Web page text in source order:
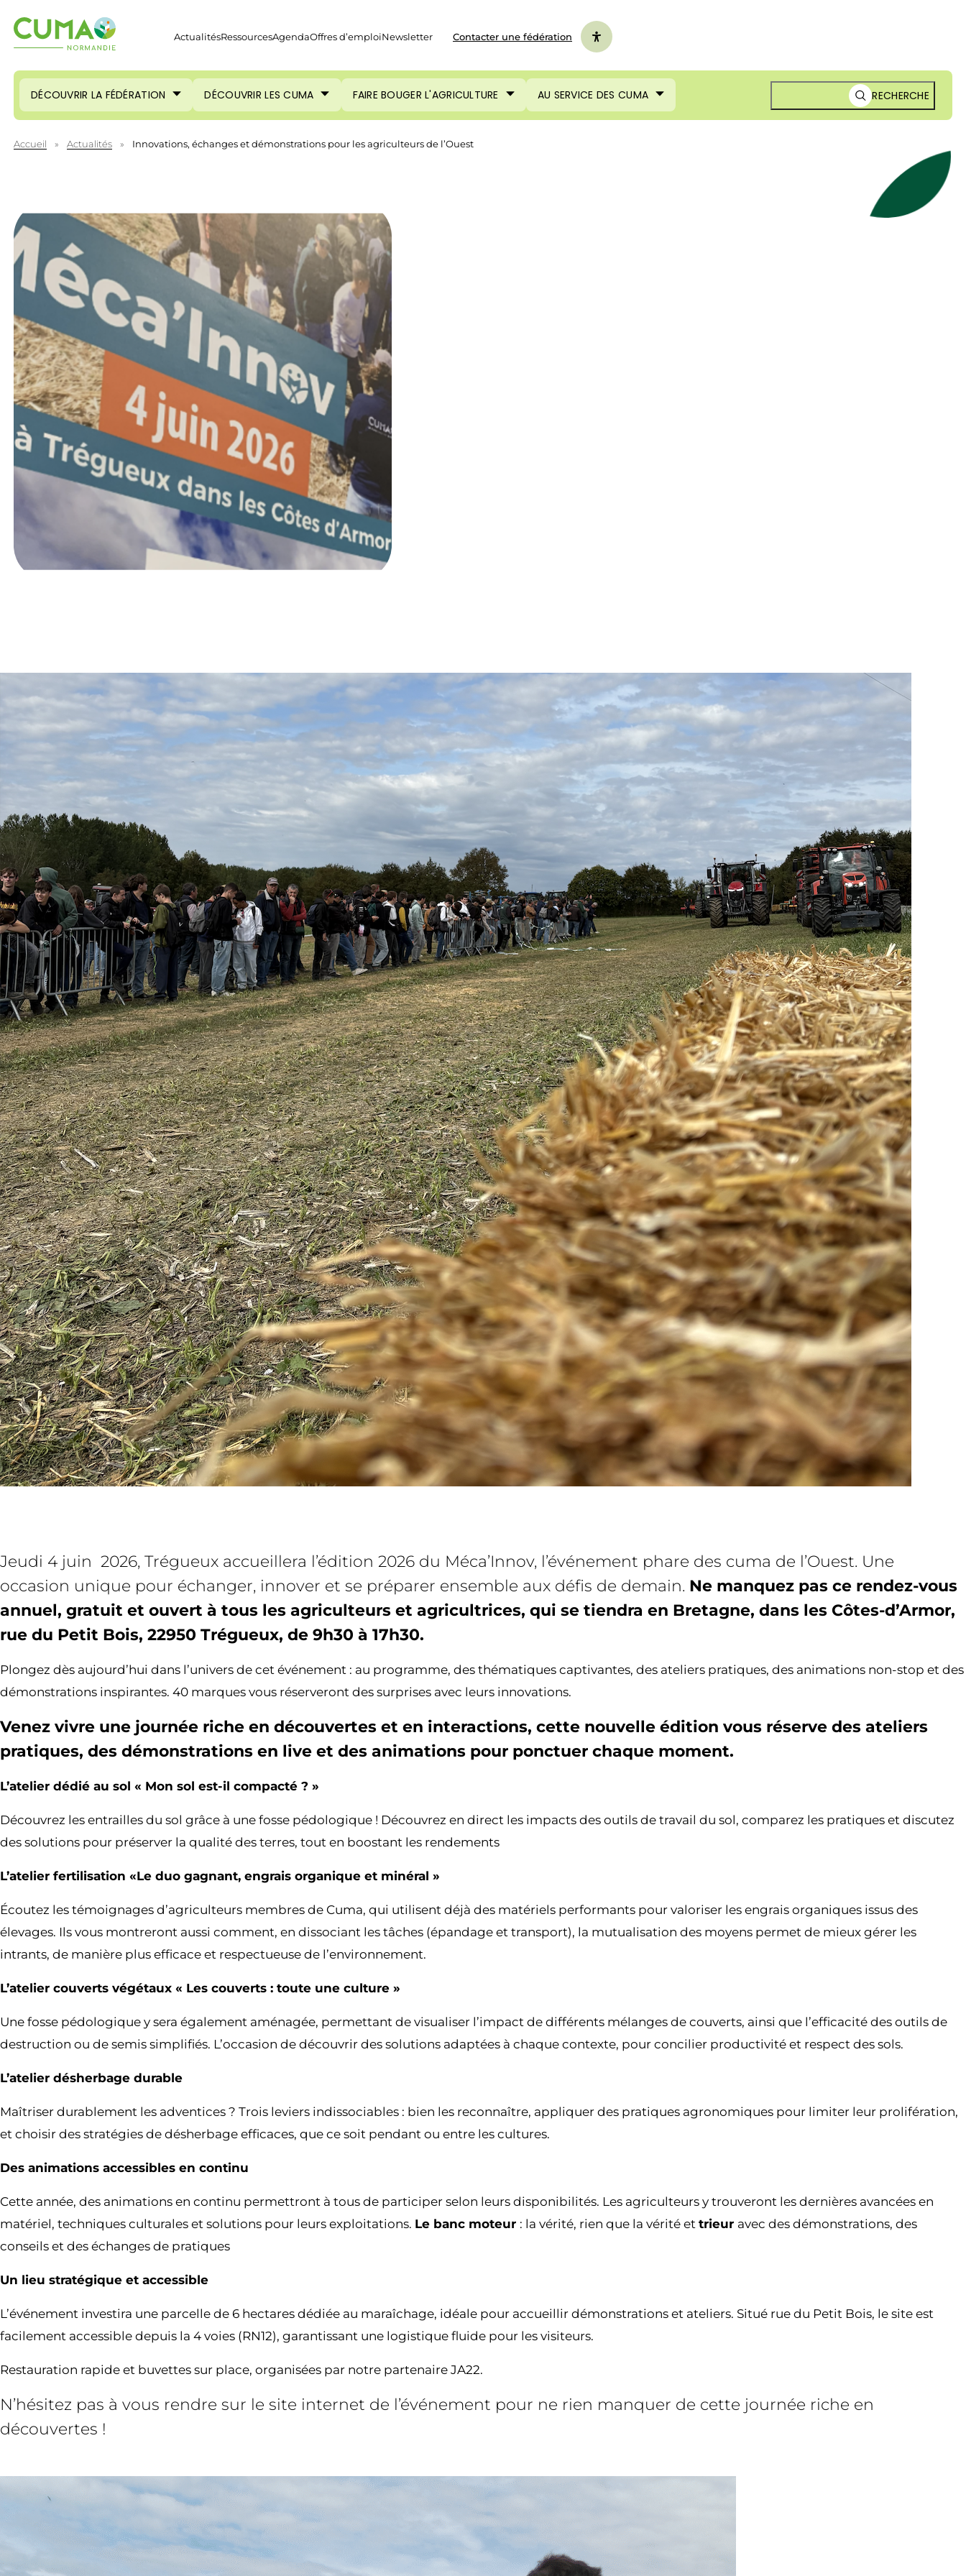
ActualitésRessourcesAgendaOffres d’emploiNewsletter Contacter une fédération
DÉCOUVRIR LA FÉDÉRATION DÉCOUVRIR LES CUMA FAIRE BOUGER L'AGRICULTURE AU SERVICE DES CUMA RECHERCHE
Accueil » Actualités » Innovations, échanges et démonstrations pour les agriculteurs de l’Ouest
Jeudi 4 juin 2026, Trégueux accueillera l’édition 2026 du Méca’Innov, l’événement phare des cuma de l’Ouest. Une
occasion unique pour échanger, innover et se préparer ensemble aux défis de demain. Ne manquez pas ce rendez-vous
annuel, gratuit et ouvert à tous les agriculteurs et agricultrices, qui se tiendra en Bretagne, dans les Côtes-d’Armor,
rue du Petit Bois, 22950 Trégueux, de 9h30 à 17h30.
Plongez dès aujourd’hui dans l’univers de cet événement : au programme, des thématiques captivantes, des ateliers pratiques, des animations non-stop et des
démonstrations inspirantes. 40 marques vous réserveront des surprises avec leurs innovations.
Venez vivre une journée riche en découvertes et en interactions, cette nouvelle édition vous réserve des ateliers
pratiques, des démonstrations en live et des animations pour ponctuer chaque moment.
L’atelier dédié au sol « Mon sol est-il compacté ? »
Découvrez les entrailles du sol grâce à une fosse pédologique ! Découvrez en direct les impacts des outils de travail du sol, comparez les pratiques et discutez
des solutions pour préserver la qualité des terres, tout en boostant les rendements
L’atelier fertilisation «Le duo gagnant, engrais organique et minéral »
Écoutez les témoignages d’agriculteurs membres de Cuma, qui utilisent déjà des matériels performants pour valoriser les engrais organiques issus des
élevages. Ils vous montreront aussi comment, en dissociant les tâches (épandage et transport), la mutualisation des moyens permet de mieux gérer les
intrants, de manière plus efficace et respectueuse de l’environnement.
L’atelier couverts végétaux « Les couverts : toute une culture »
Une fosse pédologique y sera également aménagée, permettant de visualiser l’impact de différents mélanges de couverts, ainsi que l’efficacité des outils de
destruction ou de semis simplifiés. L’occasion de découvrir des solutions adaptées à chaque contexte, pour concilier productivité et respect des sols.
L’atelier désherbage durable
Maîtriser durablement les adventices ? Trois leviers indissociables : bien les reconnaître, appliquer des pratiques agronomiques pour limiter leur prolifération,
et choisir des stratégies de désherbage efficaces, que ce soit pendant ou entre les cultures.
Des animations accessibles en continu
Cette année, des animations en continu permettront à tous de participer selon leurs disponibilités. Les agriculteurs y trouveront les dernières avancées en
matériel, techniques culturales et solutions pour leurs exploitations. Le banc moteur : la vérité, rien que la vérité et trieur avec des démonstrations, des
conseils et des échanges de pratiques
Un lieu stratégique et accessible
L’événement investira une parcelle de 6 hectares dédiée au maraîchage, idéale pour accueillir démonstrations et ateliers. Situé rue du Petit Bois, le site est
facilement accessible depuis la 4 voies (RN12), garantissant une logistique fluide pour les visiteurs.
Restauration rapide et buvettes sur place, organisées par notre partenaire JA22.
N’hésitez pas à vous rendre sur le site internet de l’événement pour ne rien manquer de cette journée riche en
découvertes !